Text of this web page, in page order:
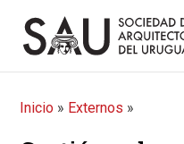
Inicio » Externos »